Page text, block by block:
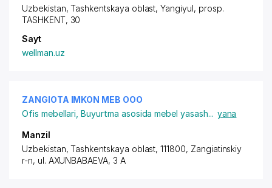
Uzbekistan, Tashkentskaya oblast, Yangiyul, prosp.
TASHKENT, 30
Sayt
wellman.uz
ZANGIOTA IMKON MEB ООО
Ofis mebellari ,Buyurtma asosida mebel yasash... yana
Manzil
Uzbekistan, Tashkentskaya oblast, 111800, Zangiatinskiy
r-n, ul. AXUNBABAEVA, 3 A